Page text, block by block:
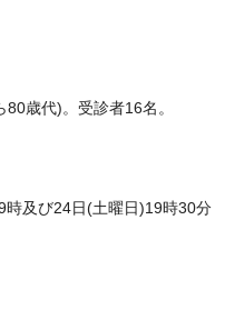
歳代)。受診者16名。
及び24日(土曜日)19時30分